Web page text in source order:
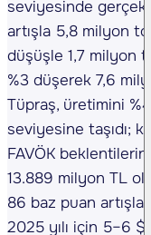
seviyesinde
artışla 5,8 milyon
düşüşle 1,7 milyon
%3 düşerek 7,6
Tüpraş, üretimini
seviyesine taşıdı;
FAVÖK beklentilerin
13.889 milyon TL
86 baz puan artışla
2025 yılı için 5–6